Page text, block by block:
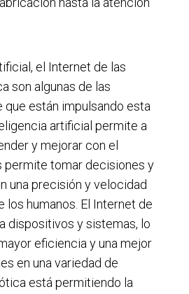
el Internet de las
son algunas de las
están impulsando esta
artificial permite a
y mejorar con el
permite tomar decisiones y
una precisión y velocidad
los humanos. El Internet de
dispositivos y sistemas, lo
eficiencia y una mejor
en una variedad de
está permitiendo la